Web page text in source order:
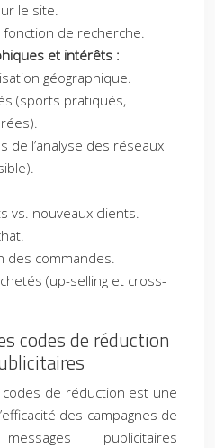
le site.
fonction de recherche.
et intérêts :
géographique.
(sports pratiqués,
de l’analyse des réseaux
vs. nouveaux clients.
des commandes.
(up-selling et cross-
codes de réduction
de réduction est une
des campagnes de
publicitaires